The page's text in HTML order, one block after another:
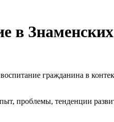
в
гражданина в
проблемы, тенденции